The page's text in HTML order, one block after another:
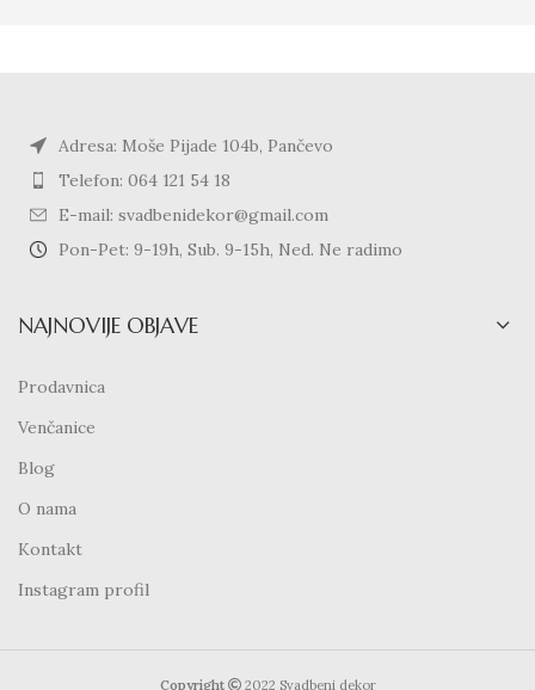
Adresa: Moše Pijade 104b, Pančevo
Telefon: 064 121 54 18
E-mail: svadbenidekor@gmail.com
Pon-Pet: 9-19h, Sub. 9-15h, Ned. Ne radimo
NAJNOVIJE OBJAVE
Prodavnica
Venčanice
Blog
O nama
Kontakt
Instagram profil
Copyright 2022 Svadbeni dekor